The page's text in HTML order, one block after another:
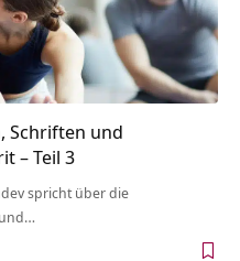
Schriften und
– Teil 3
spricht über die